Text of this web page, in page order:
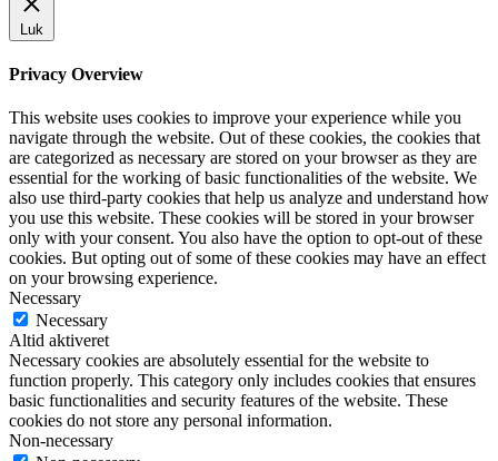
Luk
Privacy Overview
This website uses cookies to improve your experience while you
navigate through the website. Out of these cookies, the cookies that
are categorized as necessary are stored on your browser as they are
essential for the working of basic functionalities of the website. We
also use third-party cookies that help us analyze and understand how
you use this website. These cookies will be stored in your browser
only with your consent. You also have the option to opt-out of these
cookies. But opting out of some of these cookies may have an effect
on your browsing experience.
Necessary
Necessary
Altid aktiveret
Necessary cookies are absolutely essential for the website to
function properly. This category only includes cookies that ensures
basic functionalities and security features of the website. These
cookies do not store any personal information.
Non-necessary